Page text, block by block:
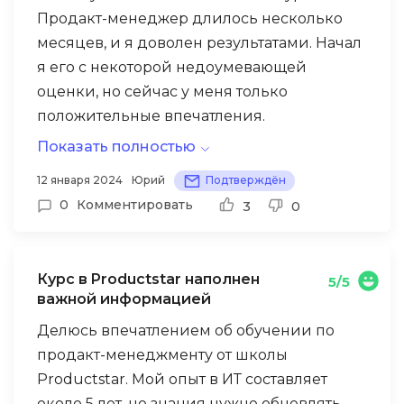
единственное что зацепило — два типа
команд, хотя с этой мыслью уже
сталкивалась. Спасибо за хорошую
организацию и модерацию, в том числе
работу со ссылками и материалами.
Продакт-менеджер длилось несколько
месяцев, и я доволен результатами. Начал
я его с некоторой недоумевающей
оценки, но сейчас у меня только
положительные впечатления.
Менторы в школе заслуживают отдельного
упоминания. Ребята предоставили мне
много интересных практических заданий,
Программа обучения структурирована
грамотно, что позволяет учиться в
удобном темпе и тратить при этом не
Отзывы других студентов, которые уже
прошли программу, также помогли мне
оценить, на что я могу рассчитывать.
Показать полностью
12 января 2024 Юрий Подтверждён
0 Комментировать 3 0
Курс в Productstar наполнен
важной информацией
5/5
Делюсь впечатлением об обучении по
продакт-менеджменту от школы
Productstar. Мой опыт в ИТ составляет